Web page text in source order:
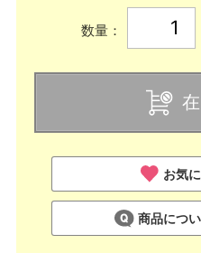
数量：
お気
商品につ